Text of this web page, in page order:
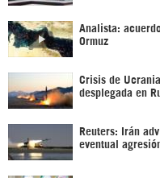
Analista:
Ormuz
Crisis de
desplegada en
Reuters: Irán
eventual agresión